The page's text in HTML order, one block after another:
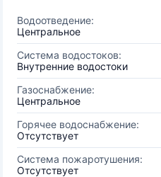
Водоотведение:
Центральное
Система водостоков:
Внутренние водостоки
Газоснабжение:
Центральное
Горячее водоснабжение:
Отсутствует
Система пожаротушения:
Отсутствует